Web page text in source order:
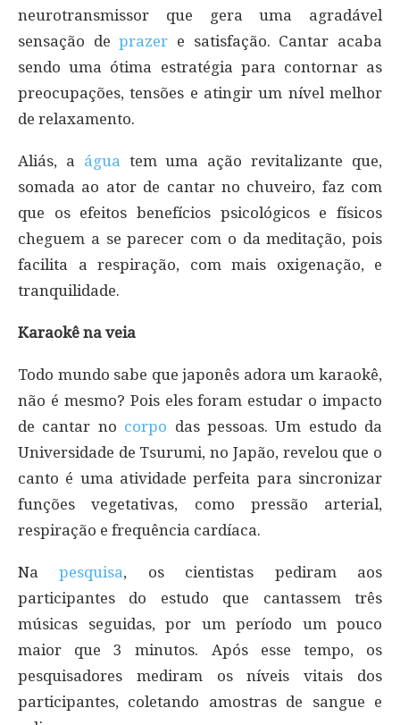
neurotransmissor que gera uma agradável
sensação de prazer e satisfação. Cantar acaba
sendo uma ótima estratégia para contornar as
preocupações, tensões e atingir um nível melhor
de relaxamento.
Aliás, a água tem uma ação revitalizante que,
somada ao ator de cantar no chuveiro, faz com
que os efeitos benefícios psicológicos e físicos
cheguem a se parecer com o da meditação, pois
facilita a respiração, com mais oxigenação, e
tranquilidade.
Karaokê na veia
Todo mundo sabe que japonês adora um karaokê,
não é mesmo? Pois eles foram estudar o impacto
de cantar no corpo das pessoas. Um estudo da
Universidade de Tsurumi, no Japão, revelou que o
canto é uma atividade perfeita para sincronizar
funções vegetativas, como pressão arterial,
respiração e frequência cardíaca.
Napesquisa, os cientistas pediram aos
participantes do estudo que cantassem três
músicas seguidas, por um período um pouco
maior que 3 minutos. Após esse tempo, os
pesquisadores mediram os níveis vitais dos
participantes, coletando amostras de sangue e